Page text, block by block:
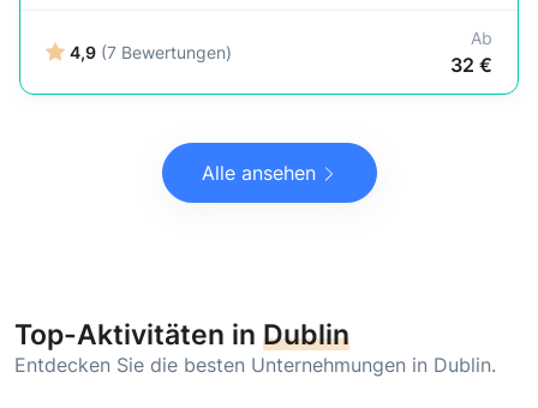
4,9 (7 Bewertungen)
Ab
32 €
Alle ansehen
Top-Aktivitäten in Dublin
Entdecken Sie die besten Unternehmungen in Dublin.